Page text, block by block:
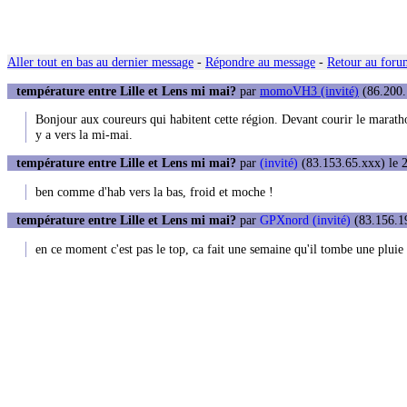
Aller tout en bas au dernier message - Répondre au message - Retour au
température entre Lille et Lens mi mai? par momoVH3 (invité)
Bonjour aux coureurs qui habitent cette région. Devant courir le
y a vers la mi-mai.
température entre Lille et Lens mi mai? par (invité) (83.153.65.xxx) le
ben comme d'hab vers la bas, froid et moche !
température entre Lille et Lens mi mai? par GPXnord (invité)
en ce moment c'est pas le top, ca fait une semaine qu'il tombe une